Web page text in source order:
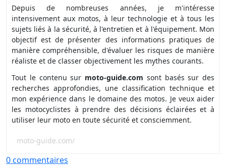
Depuis de nombreuses années, je m'intéresse
intensivement aux motos, à leur technologie et à tous les
sujets liés à la sécurité, à l'entretien et à l'équipement. Mon
objectif est de présenter des informations pratiques de
manière compréhensible, d'évaluer les risques de manière
réaliste et de classer objectivement les mythes courants.
Tout le contenu sur moto-guide.com sont basés sur des
recherches approfondies, une classification technique et
mon expérience dans le domaine des motos. Je veux aider
les motocyclistes à prendre des décisions éclairées et à
utiliser leur moto en toute sécurité et consciemment.
moto-guide.com/
0 commentaires